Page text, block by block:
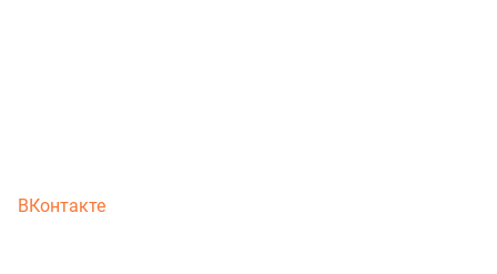
ВКонтакте